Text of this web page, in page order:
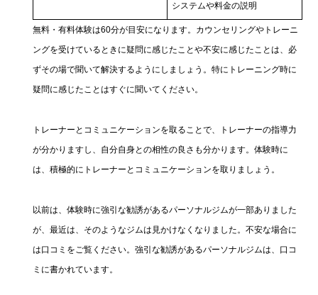
システムや料金の説明
無料・有料体験は60分が目安になります。カウンセリングやトレーニ
ングを受けているときに疑問に感じたことや不安に感じたことは、必
ずその場で聞いて解決するようにしましょう。特にトレーニング時に
疑問に感じたことはすぐに聞いてください。
トレーナーとコミュニケーションを取ることで、トレーナーの指導力
が分かりますし、自分自身との相性の良さも分かります。体験時に
は、積極的にトレーナーとコミュニケーションを取りましょう。
以前は、体験時に強引な勧誘があるパーソナルジムが一部ありました
が、最近は、そのようなジムは見かけなくなりました。不安な場合に
は口コミをご覧ください。強引な勧誘があるパーソナルジムは、口コ
ミに書かれています。